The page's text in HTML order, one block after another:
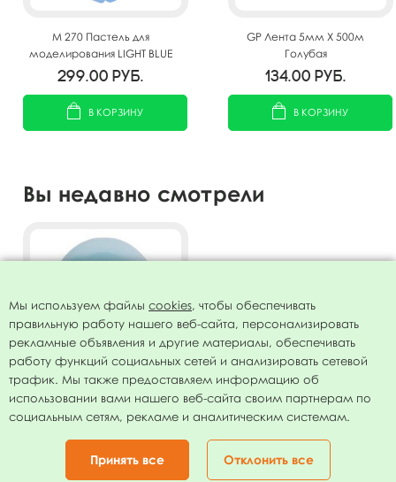
M 270 Пастель для
моделирования LIGHT BLUE
100шт
299.00 руб.
В КОРЗИНУ
GP Лента 5мм X 500м
Голубая
134.00 руб.
В КОРЗИНУ
Вы недавно смотрели
Воздушный шар 5"/13см
Декоратор SKY BLUE 042
100шт
236.00руб.
Мы используем файлы cookies, чтобы обеспечивать
правильную работу нашего веб-сайта, персонализировать
рекламные объявления и другие материалы, обеспечивать
работу функций социальных сетей и анализировать сетевой
трафик. Мы также предоставляем информацию об
использовании вами нашего веб-сайта своим партнерам по
социальным сетям, рекламе и аналитическим системам.
Принять все Отклонить все